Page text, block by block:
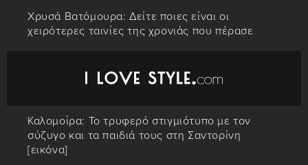
Χρυσά Βατόμουρα: Δείτε ποιες είναι οι
χειρότερες ταινίες της χρονιάς που πέρασε
Καλομοίρα: Το τρυφερό στιγμιότυπο με τον
σύζυγο και τα παιδιά τους στη Σαντορίνη
[εικόνα]